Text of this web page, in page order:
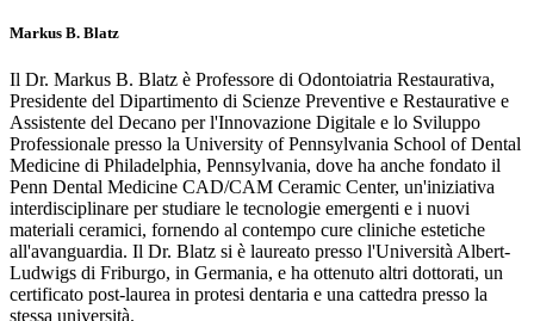
Markus B. Blatz
Il Dr. Markus B. Blatz è Professore di Odontoiatria Restaurativa,
Presidente del Dipartimento di Scienze Preventive e Restaurative e
Assistente del Decano per l'Innovazione Digitale e lo Sviluppo
Professionale presso la University of Pennsylvania School of Dental
Medicine di Philadelphia, Pennsylvania, dove ha anche fondato il
Penn Dental Medicine CAD/CAM Ceramic Center, un'iniziativa
interdisciplinare per studiare le tecnologie emergenti e i nuovi
materiali ceramici, fornendo al contempo cure cliniche estetiche
all'avanguardia. Il Dr. Blatz si è laureato presso l'Università Albert-
Ludwigs di Friburgo, in Germania, e ha ottenuto altri dottorati, un
certificato post-laurea in protesi dentaria e una cattedra presso la
stessa università.